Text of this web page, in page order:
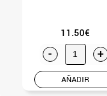
11.50€
- +
AÑADIR